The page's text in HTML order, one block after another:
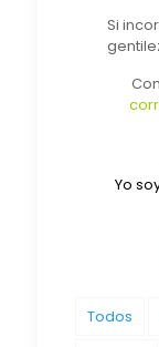
Si
Yo
Todos